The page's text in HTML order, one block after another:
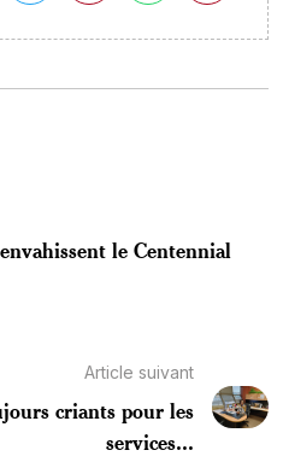
le Centennial
Article suivant
criants pour les
services...